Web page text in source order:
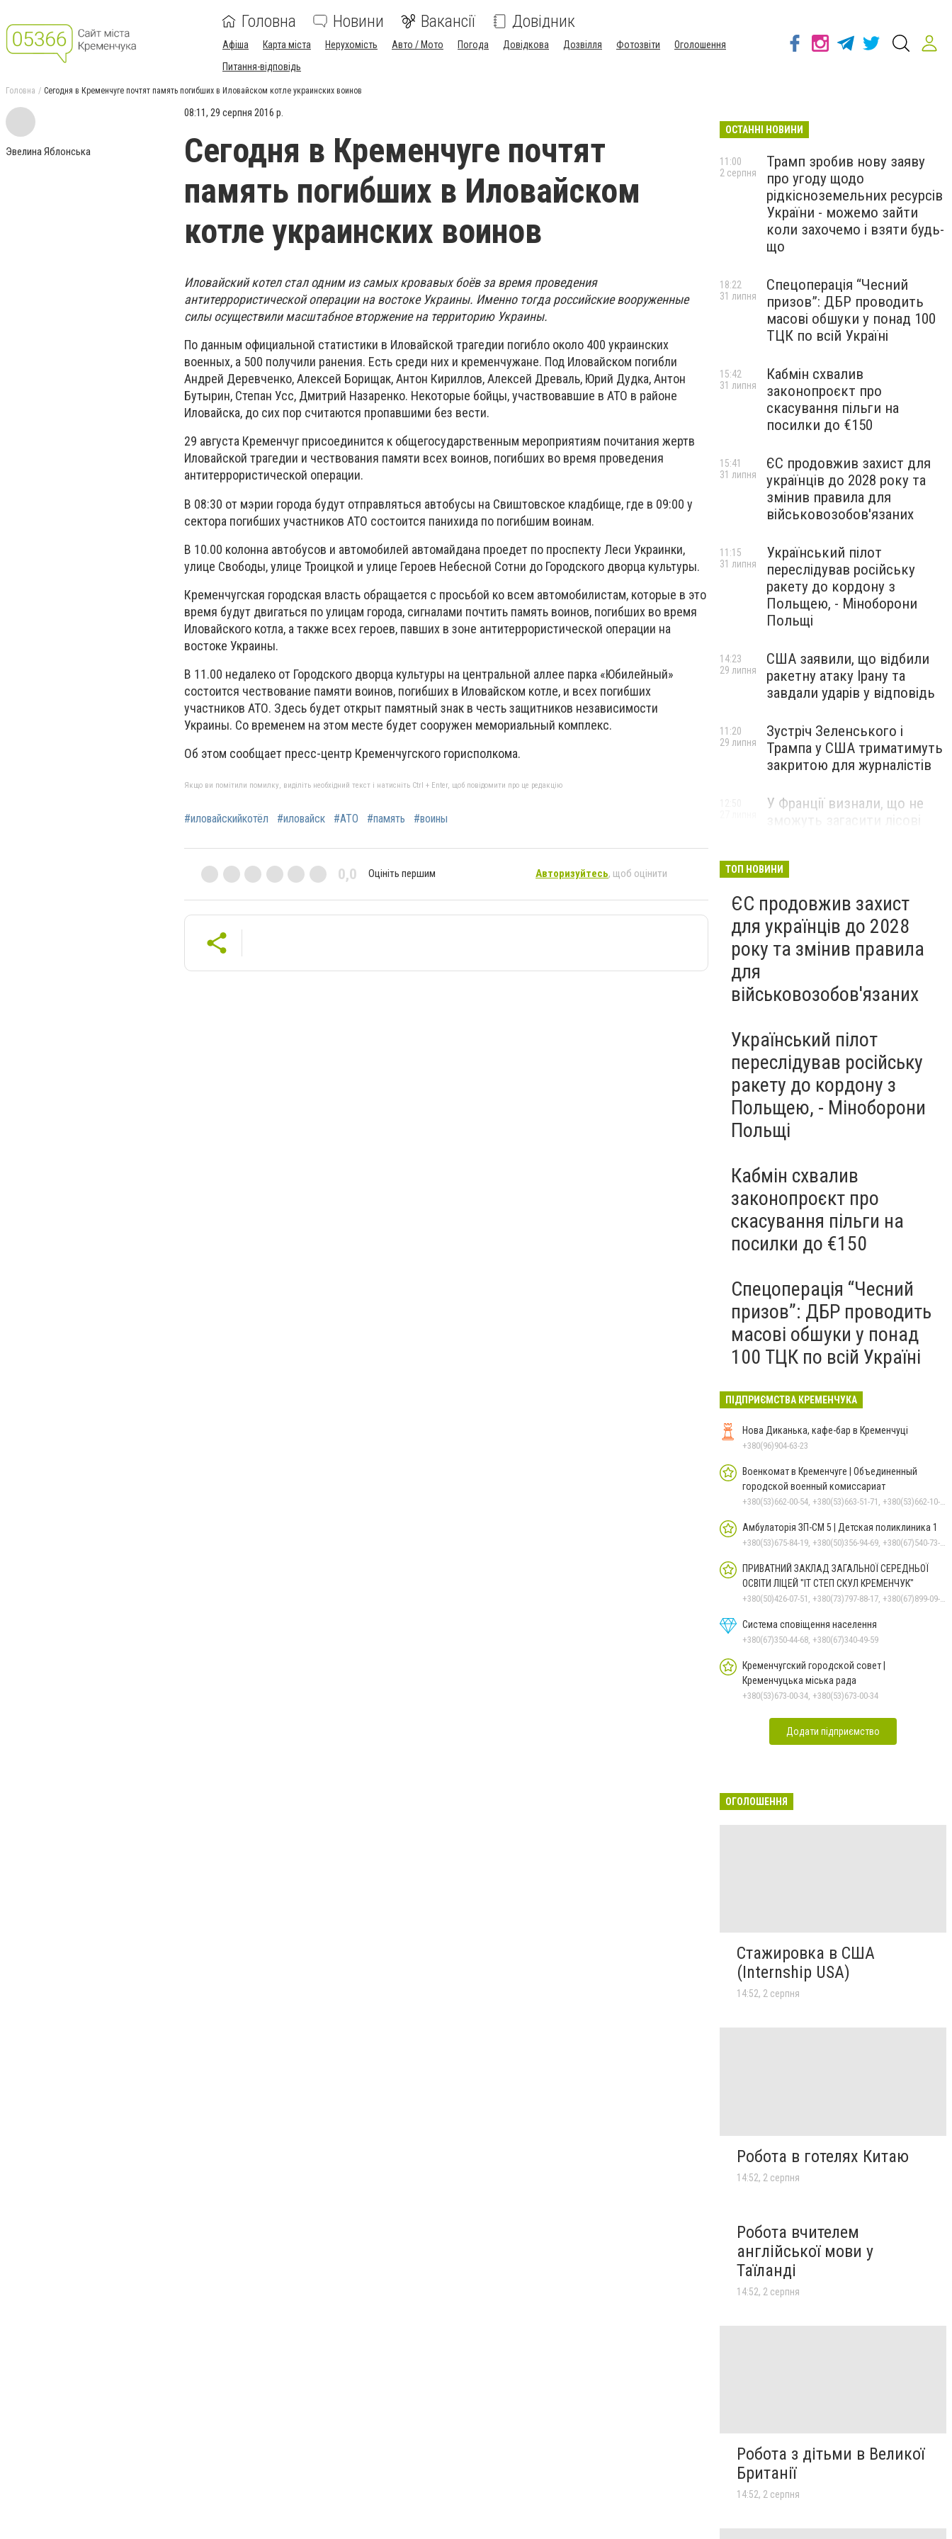
Головна Новини Вакансії Довідник
Афіша Карта міста Нерухомість Авто / Мото Погода Довідкова Дозвілля Фотозвіти
Оголошення
Питання-відповідь
Головна Сегодня в Кременчуге почтят память погибших в Иловайском котле украинских воинов
Эвелина Яблонська
08:11, 29 серпня 2016 р.
Сегодня в Кременчуге почтят
память погибших в Иловайском
котле украинских воинов
Иловайский котел стал одним из самых кровавых боёв за время проведения
антитеррористической операции на востоке Украины. Именно тогда российские вооруженные
силы осуществили масштабное вторжение на территорию Украины.
По данным официальной статистики в Иловайской трагедии погибло около 400 украинских
военных, а 500 получили ранения. Есть среди них и кременчужане. Под Иловайском погибли
Андрей Деревченко, Алексей Борищак, Антон Кириллов, Алексей Древаль, Юрий Дудка, Антон
Бутырин, Степан Усс, Дмитрий Назаренко. Некоторые бойцы, участвовавшие в АТО в районе
Иловайска, до сих пор считаются пропавшими без вести.
29 августа Кременчуг присоединится к общегосударственным мероприятиям почитания жертв
Иловайской трагедии и чествования памяти всех воинов, погибших во время проведения
антитеррористической операции.
В 08:30 от мэрии города будут отправляться автобусы на Свиштовское кладбище, где в 09:00 у
сектора погибших участников АТО состоится панихида по погибшим воинам.
В 10.00 колонна автобусов и автомобилей автомайдана проедет по проспекту Леси Украинки,
улице Свободы, улице Троицкой и улице Героев Небесной Сотни до Городского дворца культуры.
Кременчугская городская власть обращается с просьбой ко всем автомобилистам, которые в это
время будут двигаться по улицам города, сигналами почтить память воинов, погибших во время
Иловайского котла, а также всех героев, павших в зоне антитеррористической операции на
востоке Украины.
В 11.00 недалеко от Городского дворца культуры на центральной аллее парка «Юбилейный»
состоится чествование памяти воинов, погибших в Иловайском котле, и всех погибших
участников АТО. Здесь будет открыт памятный знак в честь защитников независимости
Украины. Со временем на этом месте будет сооружен мемориальный комплекс.
Об этом сообщает пресс-центр Кременчугского горисполкома.
Якщо ви помітили помилку, виділіть необхідний текст і натисніть Ctrl + Enter, щоб повідомити про це редакцію
#иловайскийкотёл #иловайск #АТО #память #воины
0,0 Оцініть першим Авторизуйтесь, щоб оцінити
ОСТАННІ НОВИНИ
Трамп зробив нову заяву
про угоду щодо
рідкісноземельних ресурсів
України - можемо зайти
коли захочемо і взяти будь-
що
11:00
2 серпня
Спецоперація “Чесний
призов”: ДБР проводить
масові обшуки у понад 100
ТЦК по всій Україні
18:22
31 липня
Кабмін схвалив
законопроєкт про
скасування пільги на
посилки до €150
15:42
31 липня
ЄС продовжив захист для
українців до 2028 року та
змінив правила для
військовозобов'язаних
15:41
31 липня
Український пілот
переслідував російську
ракету до кордону з
Польщею, - Міноборони
Польщі
11:15
31 липня
США заявили, що відбили
ракетну атаку Ірану та
завдали ударів у відповідь
14:23
29 липня
Зустріч Зеленського і
Трампа у США триматимуть
закритою для журналістів
11:20
29 липня
У Франції визнали, що не
ТОП НОВИНИ
ЄС продовжив захист
для українців до 2028
року та змінив правила
для
військовозобов'язаних
Український пілот
переслідував російську
ракету до кордону з
Польщею, - Міноборони
Польщі
Кабмін схвалив
законопроєкт про
скасування пільги на
посилки до €150
Спецоперація “Чесний
призов”: ДБР проводить
масові обшуки у понад
100 ТЦК по всій Україні
ПІДПРИЄМСТВА КРЕМЕНЧУКА
Нова Диканька, кафе-бар в Кременчуці
+380(96)904-63-23
Военкомат в Кременчуге | Объединенный
городской военный комиссариат
+380(53)662-00-54, +380(53)663-51-71, +380(53)662-10-35
Амбулаторія ЗП-СМ 5 | Детская поликлиника 1
+380(53)675-84-19, +380(50)356-94-69, +380(67)540-73-87
ПРИВАТНИЙ ЗАКЛАД ЗАГАЛЬНОЇ СЕРЕДНЬОЇ
ОСВІТИ ЛІЦЕЙ "ІТ СТЕП СКУЛ КРЕМЕНЧУК"
+380(50)426-07-51, +380(73)797-88-17, +380(67)899-09-16
Система сповіщення населення
+380(67)350-44-68, +380(67)340-49-59
Кременчугский городской совет |
Кременчуцька міська рада
+380(53)673-00-34, +380(53)673-00-34
Додати підприємство
ОГОЛОШЕННЯ
Стажировка в США
(Internship USA)
14:52, 2 серпня
Робота в готелях Китаю
14:52, 2 серпня
Робота вчителем
англійської мови у
Таїланді
14:52, 2 серпня
Робота з дітьми в Великої
Британії
14:52, 2 серпня